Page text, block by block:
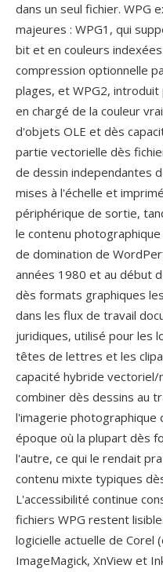
dans un seul fichier. WPG
majeures : WPG1, qui
bit et en couleurs
compression optionnelle
plages, et WPG2,
en chargé de la couleur
d'objets OLE et dès
partie vectorielle dès
de dessin independantes
mises à l'échelle et
périphérique de sortie,
le contenu
de domination de
années 1980 et au début
dès formats graphiques
dans les flux de travail
juridiques, utilisé pour les
têtes de lettres et les
capacité hybride vectoriel/
combiner dès dessins au
l'imagerie photographique
époque où la plupart dès
l'autre, ce qui le rendait
contenu mixte typiques
L'accessibilité continue
fichiers WPG restent
logicielle actuelle de Corel
ImageMagick, XnView et